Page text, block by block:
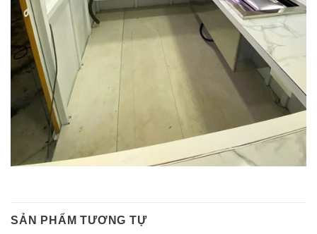
SẢN PHẨM TƯƠNG TỰ